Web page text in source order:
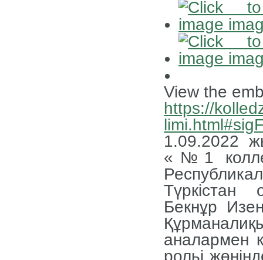
View the
https://
1.09.2022
«№1
Бекнұр
аналармен
рольі